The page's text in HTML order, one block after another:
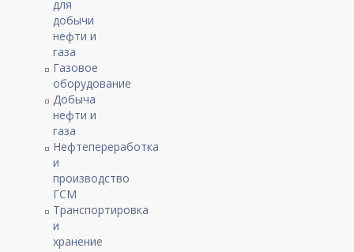
для
добычи
нефти и
газа
Газовое
оборудование
Добыча
нефти и
газа
Нефтепереработка
и
производство
ГСМ
Транспортировка
и
хранение